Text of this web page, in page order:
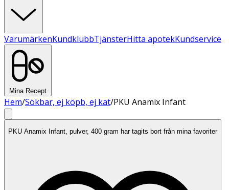
VarumärkenKundklubbTjänsterHitta apotekKundservice
Mina Recept
Hem/Sökbar, ej köpb, ej kat/PKU Anamix Infant
PKU Anamix Infant, pulver, 400 gram har tagits bort från mina favoriter